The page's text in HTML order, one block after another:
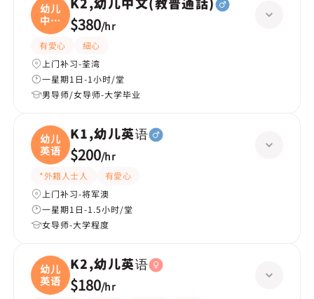
幼儿
中文
(
K2,幼儿中文(教普通話)
$380/hr
有愛心
細心
上门补习-荃湾
一星期1日-1小时/堂
男导师/女导师-大学毕业
幼儿
英语
K1,幼儿英语
$200/hr
*外籍人士人
有愛心
上门补习-将军澳
一星期1日-1.5小时/堂
女导师-大学程度
幼儿
英语
K2,幼儿英语
$180/hr